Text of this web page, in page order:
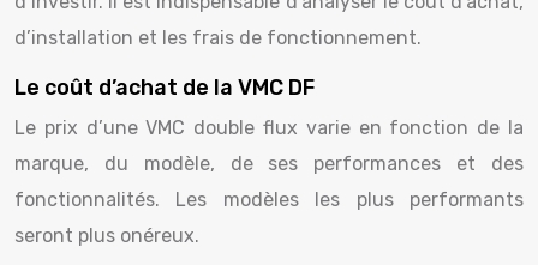
d’installation et les frais de fonctionnement.
Le coût d’achat de la VMC DF
Le prix d’une VMC double flux varie en fonction de la
marque, du modèle, de ses performances et des
fonctionnalités. Les modèles les plus performants
seront plus onéreux.